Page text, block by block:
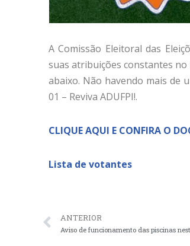
A Comissão Eleitoral das
suas atribuições constantes
abaixo. Não havendo mais de
01 – Reviva ADUFPI!.
CLIQUE AQUI E CONFIRA O
Lista de votantes
ANTERIOR